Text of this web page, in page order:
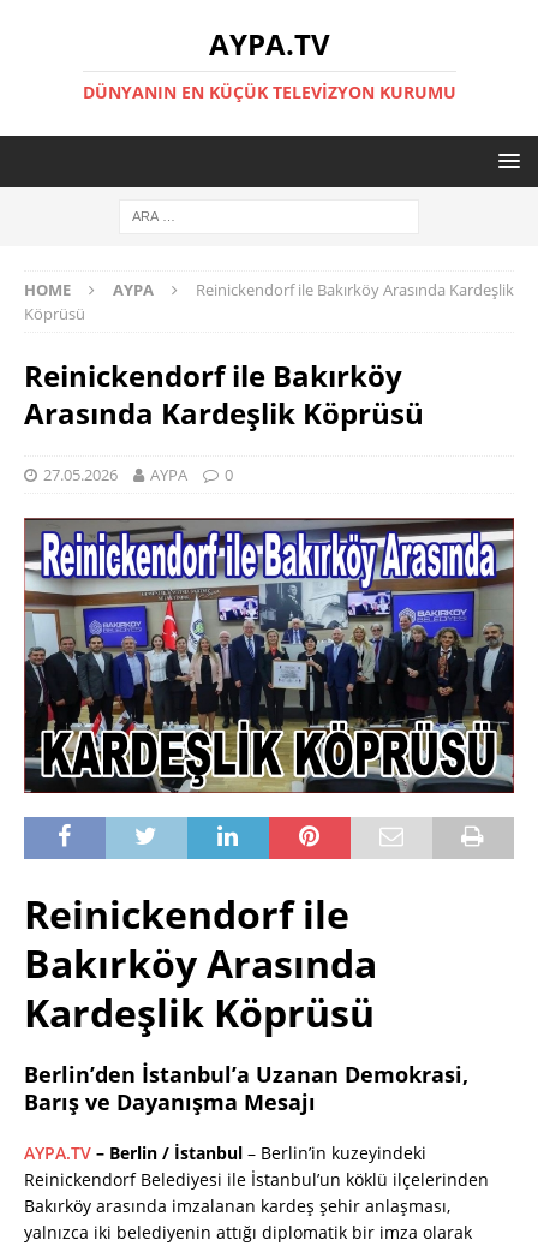
AYPA.TV
DÜNYANIN EN KÜÇÜK TELEVIZYON KURUMU
HOME AYPA
Reinickendorf ile Bakırköy Arasında Kardeşlik
Köprüsü
Reinickendorf ile Bakırköy
Arasında Kardeşlik Köprüsü
27.05.2026 AYPA 0
Reinickendorf ile
Bakırköy Arasında
Kardeşlik Köprüsü
Berlin’den İstanbul’a Uzanan Demokrasi,
Barış ve Dayanışma Mesajı
AYPA.TV – Berlin / İstanbul – Berlin’in kuzeyindeki
Reinickendorf Belediyesi ile İstanbul’un köklü ilçelerinden
Bakırköy arasında imzalanan kardeş şehir anlaşması,
yalnızca iki belediyenin attığı diplomatik bir imza olarak